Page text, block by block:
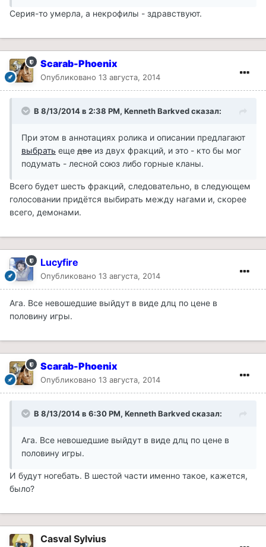
Серия-то умерла, а некрофилы - здравствуют.
Scarab-Phoenix
Опубликовано 13 августа, 2014
В 8/13/2014 в 2:38 PM, Kenneth Barkved сказал:
При этом в аннотациях ролика и описании предлагают
выбрать еще две из двух фракций, и это - кто бы мог
подумать - лесной союз либо горные кланы.
Всего будет шесть фракций, следовательно, в следующем
голосовании придётся выбирать между нагами и, скорее
всего, демонами.
Lucyfire
Опубликовано 13 августа, 2014
Ага. Все невошедшие выйдут в виде длц по цене в
половину игры.
Scarab-Phoenix
Опубликовано 13 августа, 2014
В 8/13/2014 в 6:30 PM, Kenneth Barkved сказал:
Ага. Все невошедшие выйдут в виде длц по цене в
половину игры.
И будут ногебать. В шестой части именно такое, кажется,
было?
Casval Sylvius